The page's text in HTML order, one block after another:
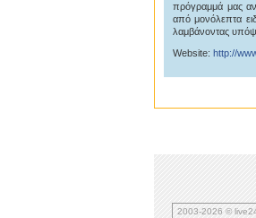
πρόγραμμά μας
από μονόλεπτα
λαμβάνοντας
Website: http://
2003-2026 ©